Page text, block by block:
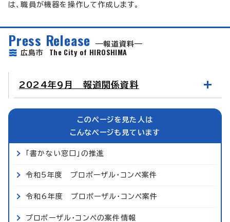
は、職員が機器を操作して作成します。
Press Release
報道資料
広島市 The City of HIROSHIMA
2024年9月 報道関係資料
このページを見た人は
こんなページも見ています
「書かない窓口」の推進
令和5年度 プロポーザル・コンペ案件
令和6年度 プロポーザル・コンペ案件
プロポーザル・コンペの案件情報